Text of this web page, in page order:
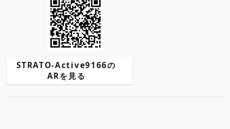
STRATO-Active9166の
ARを見る